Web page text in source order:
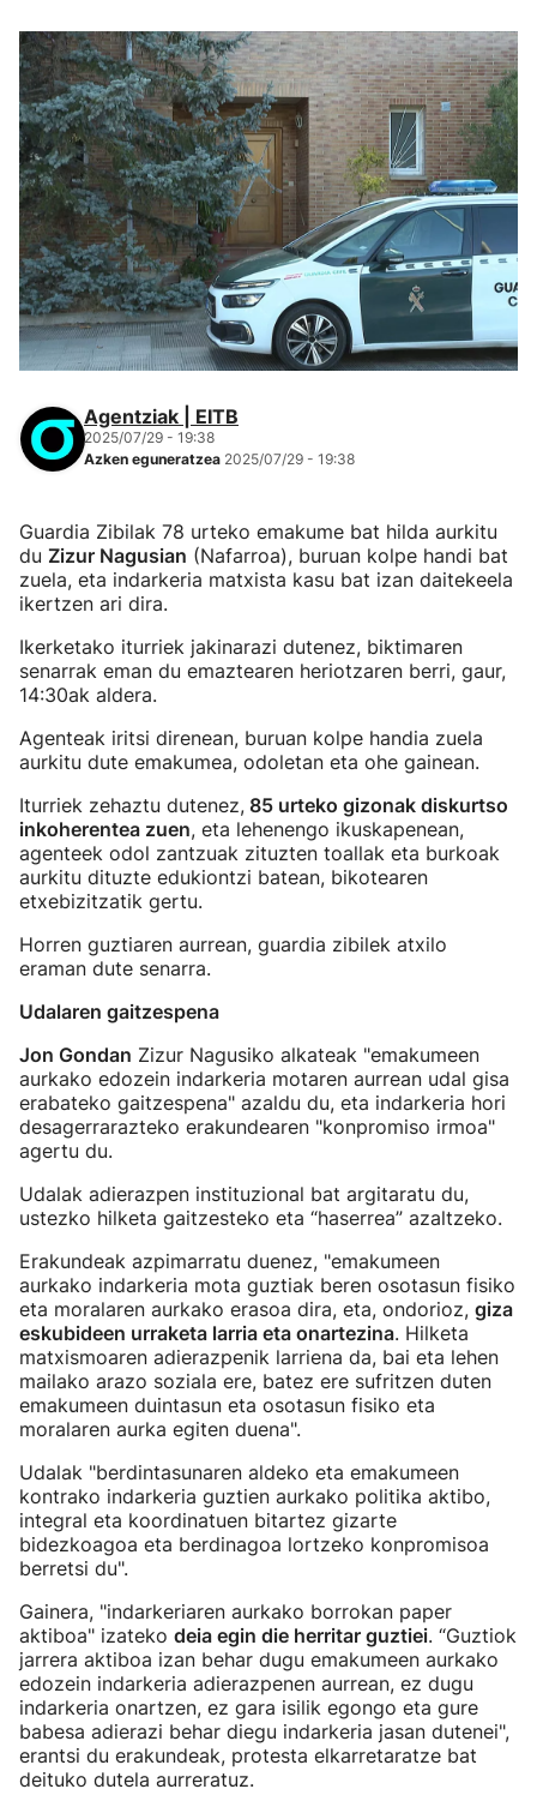
Agentziak | EITB
2025/07/29 - 19:38
Azken eguneratzea 2025/07/29 - 19:38
Guardia Zibilak 78 urteko emakume bat hilda aurkitu
du Zizur Nagusian (Nafarroa), buruan kolpe handi bat
zuela, eta indarkeria matxista kasu bat izan daitekeela
ikertzen ari dira.
Ikerketako iturriek jakinarazi dutenez, biktimaren
senarrak eman du emaztearen heriotzaren berri, gaur,
14:30ak aldera.
Agenteak iritsi direnean, buruan kolpe handia zuela
aurkitu dute emakumea, odoletan eta ohe gainean.
Iturriek zehaztu dutenez, 85 urteko gizonak diskurtso
inkoherentea zuen, eta lehenengo ikuskapenean,
agenteek odol zantzuak zituzten toallak eta burkoak
aurkitu dituzte edukiontzi batean, bikotearen
etxebizitzatik gertu.
Horren guztiaren aurrean, guardia zibilek atxilo
eraman dute senarra.
Udalaren gaitzespena
Jon Gondan Zizur Nagusiko alkateak "emakumeen
aurkako edozein indarkeria motaren aurrean udal gisa
erabateko gaitzespena" azaldu du, eta indarkeria hori
desagerrarazteko erakundearen "konpromiso irmoa"
agertu du.
Udalak adierazpen instituzional bat argitaratu du,
ustezko hilketa gaitzesteko eta “haserrea” azaltzeko.
Erakundeak azpimarratu duenez, "emakumeen
aurkako indarkeria mota guztiak beren osotasun fisiko
eta moralaren aurkako erasoa dira, eta, ondorioz, giza
eskubideen urraketa larria eta onartezina. Hilketa
matxismoaren adierazpenik larriena da, bai eta lehen
mailako arazo soziala ere, batez ere sufritzen duten
emakumeen duintasun eta osotasun fisiko eta
moralaren aurka egiten duena".
Udalak "berdintasunaren aldeko eta emakumeen
kontrako indarkeria guztien aurkako politika aktibo,
integral eta koordinatuen bitartez gizarte
bidezkoagoa eta berdinagoa lortzeko konpromisoa
berretsi du".
Gainera, "indarkeriaren aurkako borrokan paper
aktiboa" izateko deia egin die herritar guztiei. “Guztiok
jarrera aktiboa izan behar dugu emakumeen aurkako
edozein indarkeria adierazpenen aurrean, ez dugu
indarkeria onartzen, ez gara isilik egongo eta gure
babesa adierazi behar diegu indarkeria jasan dutenei",
erantsi du erakundeak, protesta elkarretaratze bat
deituko dutela aurreratuz.